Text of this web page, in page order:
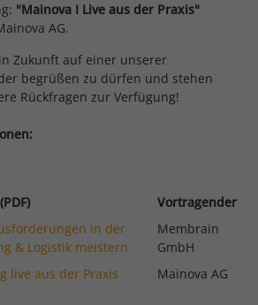
"Mainova I Live aus der Praxis"
AG.
Zukunft auf einer unserer
begrüßen zu dürfen und stehen
Rückfragen zur Verfügung!
Vortragender
in der
& Logistik meistern
Membrain
GmbH
live aus der Praxis Mainova AG